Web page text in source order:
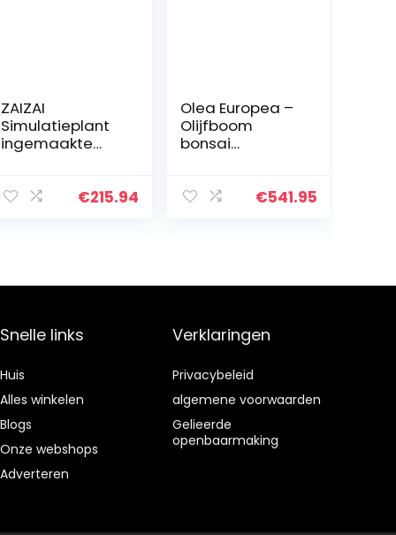
ZAIZAI
Simulatieplant
ingemaakte
decor
€215.94
Olea Europea –
Olijfboom
bonsai
€541.95
Snelle links
Huis
Alles winkelen
Blogs
Onze webshops
Adverteren
Verklaringen
Privacybeleid
algemene voorwaarden
Gelieerde
openbaarmaking